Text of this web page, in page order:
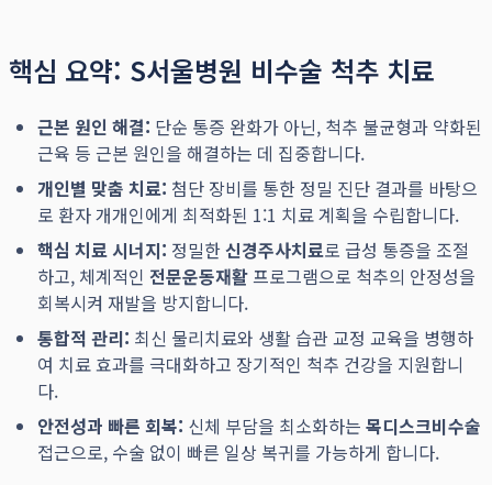
핵심 요약: S서울병원 비수술 척추 치료
근본 원인 해결: 단순 통증 완화가 아닌, 척추 불균형과 약화된
근육 등 근본 원인을 해결하는 데 집중합니다.
개인별 맞춤 치료: 첨단 장비를 통한 정밀 진단 결과를 바탕으
로 환자 개개인에게 최적화된 1:1 치료 계획을 수립합니다.
핵심 치료 시너지: 정밀한신경주사치료로 급성 통증을 조절
하고, 체계적인 전문운동재활프로그램으로 척추의 안정성을
회복시켜 재발을 방지합니다.
통합적 관리: 최신 물리치료와 생활 습관 교정 교육을 병행하
여 치료 효과를 극대화하고 장기적인 척추 건강을 지원합니
다.
안전성과 빠른 회복: 신체 부담을 최소화하는 목디스크비수술
접근으로, 수술 없이 빠른 일상 복귀를 가능하게 합니다.